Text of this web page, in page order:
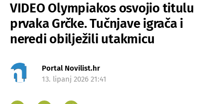
VIDEO Olympiakos osvojio titulu
prvaka Grčke. Tučnjave igrača i
neredi obilježili utakmicu
Portal Novilist.hr
13. lipanj 2026 21:41